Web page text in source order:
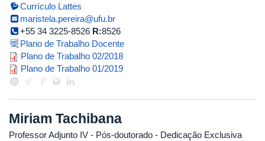
Currículo Lattes
maristela.pereira@ufu.br
+55 34 3225-8526 R:8526
Plano de Trabalho Docente
maristela.pdf
Plano de Trabalho 02/2018
maristela.pdf
Plano de Trabalho 01/2019
Miriam Tachibana
Professor Adjunto IV - Pós-doutorado - Dedicação Exclusiva